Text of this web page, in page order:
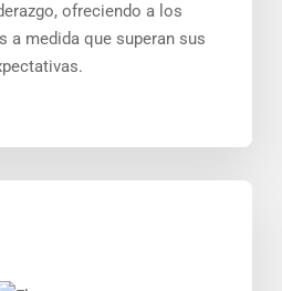
ofreciendo a los
a medida que superan sus